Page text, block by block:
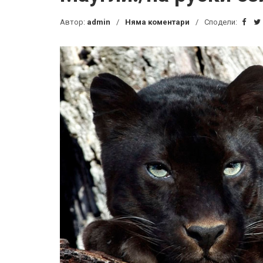
Автор: admin Няма коментари Сподели: